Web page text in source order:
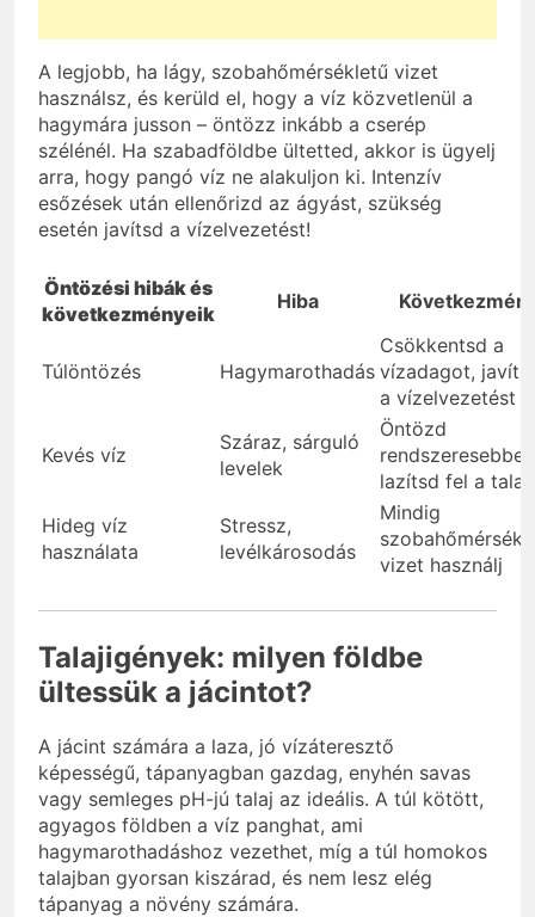
A legjobb, ha lágy, szobahőmérsékletű vizet
használsz, és kerüld el, hogy a víz közvetlenül a
hagymára jusson – öntözz inkább a cserép
szélénél. Ha szabadföldbe ültetted, akkor is ügyelj
arra, hogy pangó víz ne alakuljon ki. Intenzív
esőzések után ellenőrizd az ágyást, szükség
esetén javítsd a vízelvezetést!
Öntözési hibák és
következményeik
Hiba
Túlöntözés Hagymarothadás
Csökkentsd a
vízadagot,
a vízelvezetést
Kevés víz
Száraz, sárguló
levelek
Öntözd
lazítsd fel a talajt
Hideg víz
használata
Stressz,
levélkárosodás
Mindig
vizet használj
Talajigények: milyen földbe
ültessük a jácintot?
A jácint számára a laza, jó vízáteresztő
képességű, tápanyagban gazdag, enyhén savas
vagy semleges pH-jú talaj az ideális. A túl kötött,
agyagos földben a víz panghat, ami
hagymarothadáshoz vezethet, míg a túl homokos
talajban gyorsan kiszárad, és nem lesz elég
tápanyag a növény számára.